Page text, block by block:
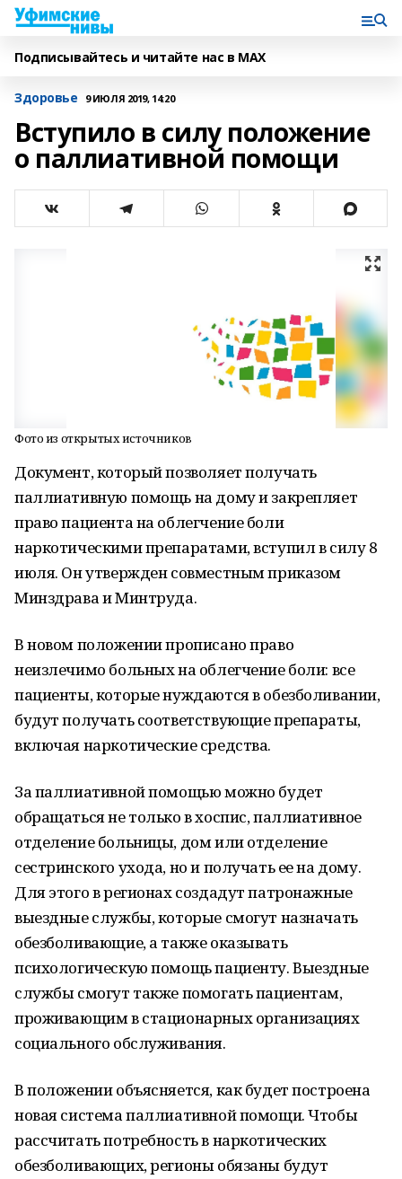
Подписывайтесь и читайте нас в MAX
Здоровье 9 ИЮЛЯ 2019, 14:20
Вступило в силу положение
о паллиативной помощи
Фото из открытых источников
Документ, который позволяет получать
паллиативную помощь на дому и закрепляет
право пациента на облегчение боли
наркотическими препаратами, вступил в силу 8
июля. Он утвержден совместным приказом
Минздрава и Минтруда.
В новом положении прописано право
неизлечимо больных на облегчение боли: все
пациенты, которые нуждаются в обезболивании,
будут получать соответствующие препараты,
включая наркотические средства.
За паллиативной помощью можно будет
обращаться не только в хоспис, паллиативное
отделение больницы, дом или отделение
сестринского ухода, но и получать ее на дому.
Для этого в регионах создадут патронажные
выездные службы, которые смогут назначать
обезболивающие, а также оказывать
психологическую помощь пациенту. Выездные
службы смогут также помогать пациентам,
проживающим в стационарных организациях
социального обслуживания.
В положении объясняется, как будет построена
новая система паллиативной помощи. Чтобы
рассчитать потребность в наркотических
обезболивающих, регионы обязаны будут